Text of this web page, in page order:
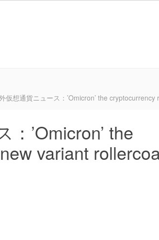
仮想通貨ニュース：’Omicron’ the
’Omicron’ the
variant